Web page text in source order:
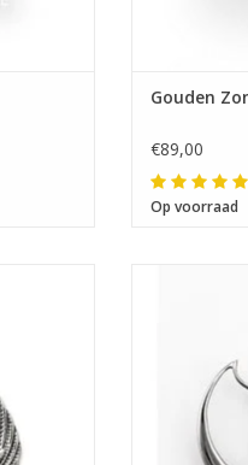
Gouden
€89,00
Op voorraad